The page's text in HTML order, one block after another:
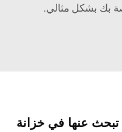
بك بشكل مثالي.
عنها في خزانة